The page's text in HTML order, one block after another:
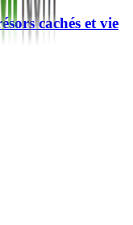
cachés et vie